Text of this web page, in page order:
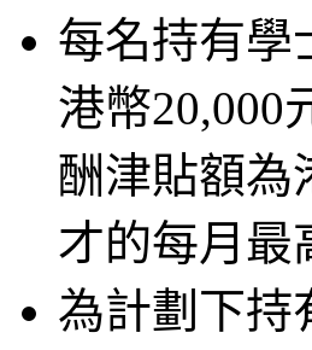
每名持有學
港幣20,000
酬津貼額為
才的每月最
為計劃下持